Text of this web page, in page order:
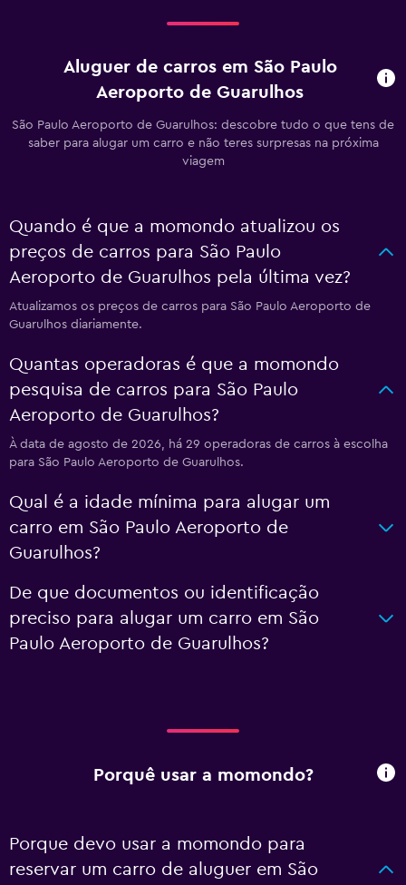
Aluguer de carros em São Paulo
Aeroporto de Guarulhos
São Paulo Aeroporto de Guarulhos: descobre tudo o que tens de
saber para alugar um carro e não teres surpresas na próxima
viagem
Quando é que a momondo atualizou os
preços de carros para São Paulo
Aeroporto de Guarulhos pela última vez?
Atualizamos os preços de carros para São Paulo Aeroporto de
Guarulhos diariamente.
Quantas operadoras é que a momondo
pesquisa de carros para São Paulo
Aeroporto de Guarulhos?
À data de agosto de 2026, há 29 operadoras de carros à escolha
para São Paulo Aeroporto de Guarulhos.
Qual é a idade mínima para alugar um
carro em São Paulo Aeroporto de
Guarulhos?
De que documentos ou identificação
preciso para alugar um carro em São
Paulo Aeroporto de Guarulhos?
Porquê usar a momondo?
Porque devo usar a momondo para
reservar um carro de aluguer em São